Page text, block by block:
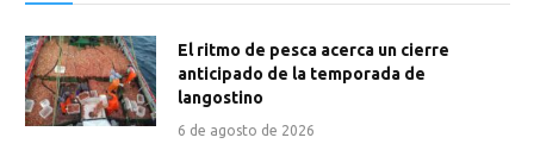
El ritmo de pesca acerca un cierre
anticipado de la temporada de
langostino
6 de agosto de 2026